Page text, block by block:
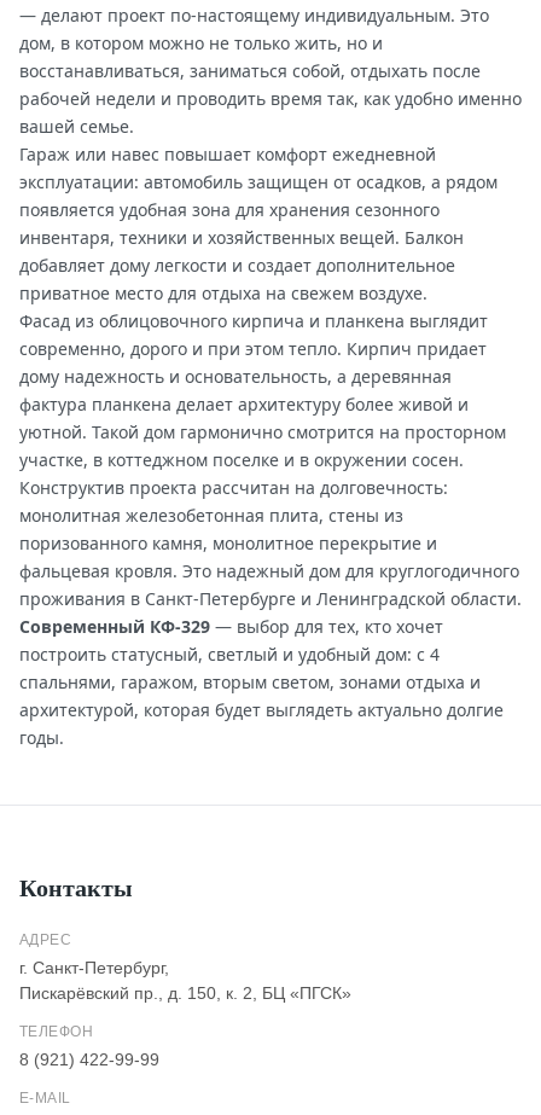
— делают проект по-настоящему индивидуальным. Это
дом, в котором можно не только жить, но и
восстанавливаться, заниматься собой, отдыхать после
рабочей недели и проводить время так, как удобно именно
вашей семье.
Гараж или навес повышает комфорт ежедневной
эксплуатации: автомобиль защищен от осадков, а рядом
появляется удобная зона для хранения сезонного
инвентаря, техники и хозяйственных вещей. Балкон
добавляет дому легкости и создает дополнительное
приватное место для отдыха на свежем воздухе.
Фасад из облицовочного кирпича и планкена выглядит
современно, дорого и при этом тепло. Кирпич придает
дому надежность и основательность, а деревянная
фактура планкена делает архитектуру более живой и
уютной. Такой дом гармонично смотрится на просторном
участке, в коттеджном поселке и в окружении сосен.
Конструктив проекта рассчитан на долговечность:
монолитная железобетонная плита, стены из
поризованного камня, монолитное перекрытие и
фальцевая кровля. Это надежный дом для круглогодичного
проживания в Санкт-Петербурге и Ленинградской области.
Современный КФ-329 — выбор для тех, кто хочет
построить статусный, светлый и удобный дом: с 4
спальнями, гаражом, вторым светом, зонами отдыха и
архитектурой, которая будет выглядеть актуально долгие
годы.
Контакты
АДРЕС
г. Санкт-Петербург,
Пискарёвский пр., д. 150, к. 2, БЦ «ПГСК»
ТЕЛЕФОН
8 (921) 422-99-99
E-MAIL